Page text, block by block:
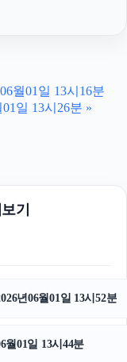
월01일 13시16분
일 13시26분 »
기
년06월01일 13시52분
월01일 13시44분